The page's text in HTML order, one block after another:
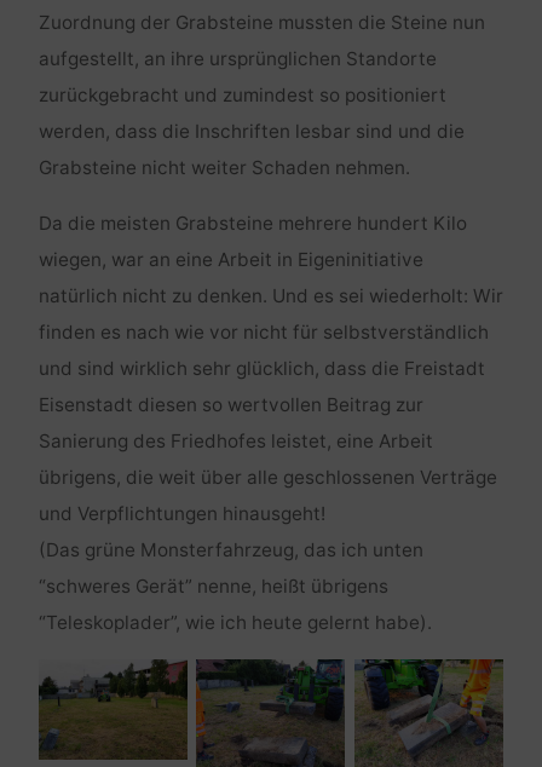
Zuordnung der Grabsteine mussten die Steine nun
aufgestellt, an ihre ursprünglichen Standorte
zurückgebracht und zumindest so positioniert
werden, dass die Inschriften lesbar sind und die
Grabsteine nicht weiter Schaden nehmen.
Da die meisten Grabsteine mehrere hundert Kilo
wiegen, war an eine Arbeit in Eigeninitiative
natürlich nicht zu denken. Und es sei wiederholt: Wir
finden es nach wie vor nicht für selbstverständlich
und sind wirklich sehr glücklich, dass die Freistadt
Eisenstadt diesen so wertvollen Beitrag zur
Sanierung des Friedhofes leistet, eine Arbeit
übrigens, die weit über alle geschlossenen Verträge
und Verpflichtungen hinausgeht!
(Das grüne Monsterfahrzeug, das ich unten
“schweres Gerät” nenne, heißt übrigens
“Teleskoplader”, wie ich heute gelernt habe).